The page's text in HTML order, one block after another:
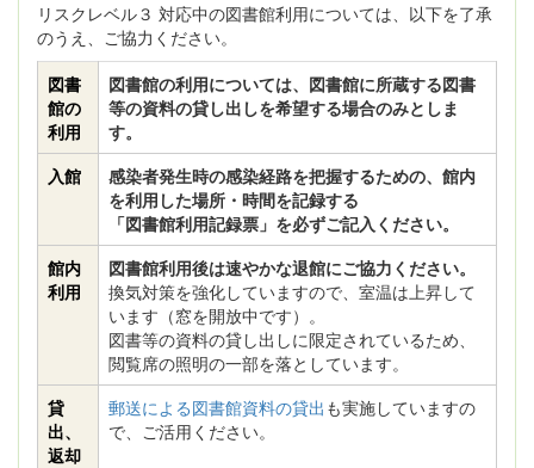
リスクレベル３ 対応中の図書館利用については、以下を了承
のうえ、ご協力ください。
図書
館の
利用
図書館の利用については、図書館に所蔵する図書
等の資料の貸し出しを希望する場合のみとしま
す。
入館
感染者発生時の感染経路を把握するための、館内
を利用した場所・時間を記録する
「図書館利用記録票」を必ずご記入ください。
館内
利用
図書館利用後は速やかな退館にご協力ください。
換気対策を強化していますので、室温は上昇して
います（窓を開放中です）。
図書等の資料の貸し出しに限定されているため、
閲覧席の照明の一部を落としています。
貸
出、
返却
郵送による図書館資料の貸出 も実施していますの
で、ご活用ください。